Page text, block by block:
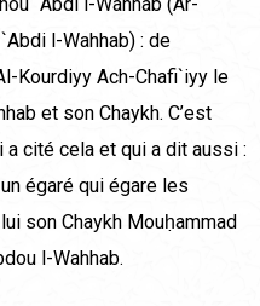
l-Wahhab) : de
Kourdiyy Ach-Chafi`iyy le
et son Chaykh. C’est
a cité cela et qui a dit aussi :
égaré qui égare les
son Chaykh Mouḥammad
l-Wahhab.